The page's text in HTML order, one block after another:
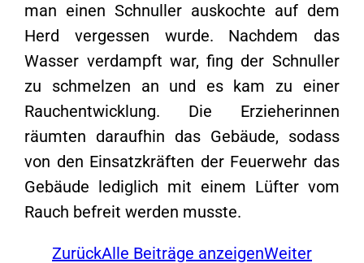
man einen Schnuller auskochte auf dem
Herd vergessen wurde. Nachdem das
Wasser verdampft war, fing der Schnuller
zu schmelzen an und es kam zu einer
Rauchentwicklung. Die Erzieherinnen
räumten daraufhin das Gebäude, sodass
von den Einsatzkräften der Feuerwehr das
Gebäude lediglich mit einem Lüfter vom
Rauch befreit werden musste.
ZurückAlle Beiträge anzeigenWeiter